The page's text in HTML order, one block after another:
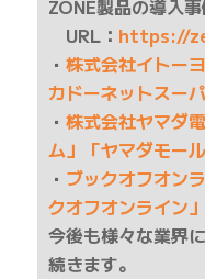
ZONE製品の導入
URL： https://
・ 株式会社イトー
カドーネットスーパ
・ 株式会社ヤマダ
ム」「ヤマダモー
・ ブックオフオン
クオフオンライン」
今後も様々な業界
続きます。